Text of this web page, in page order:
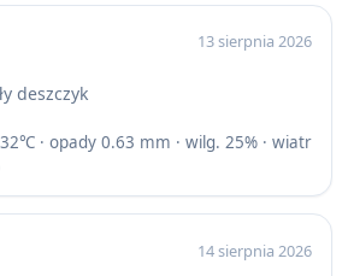
13 sierpnia 2026
deszczyk
· opady 0.63 mm · wilg. 25% · wiatr
14 sierpnia 2026